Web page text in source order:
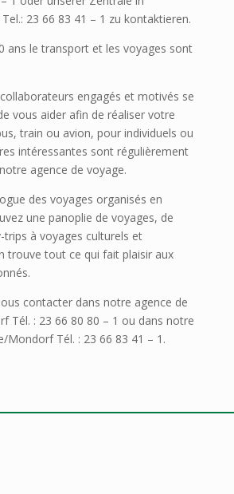
23 66 83 41 – 1 zu kontaktieren.
ans le transport et les voyages sont
engagés et motivés se
vous aider afin de réaliser votre
train ou avion, pour individuels ou
intéressantes sont régulièrement
agence de voyage.
des voyages organisés en
une panoplie de voyages, de
trips à voyages culturels et
trouve tout ce qui fait plaisir aux
contacter dans notre agence de
Tél. : 23 66 80 80 – 1 ou dans notre
Mondorf Tél. : 23 66 83 41 – 1.